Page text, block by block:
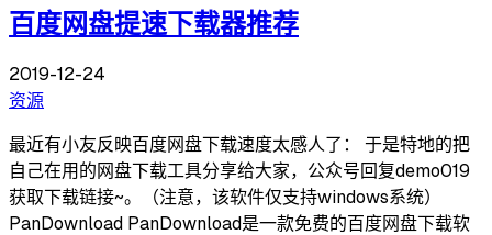
百度网盘提速下载器推荐
2019-12-24
资源
最近有小友反映百度网盘下载速度太感人了： 于是特地的把
自己在用的网盘下载工具分享给大家，公众号回复demo019
获取下载链接~。（注意，该软件仅支持windows系统）
PanDownload PanDownload是一款免费的百度网盘下载软